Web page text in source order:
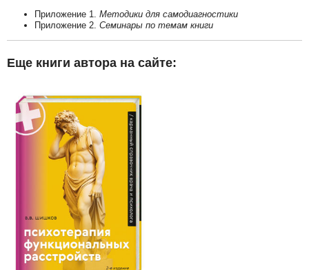
Приложение 1. Методики для самодиагностики
Приложение 2. Семинары по темам книги
Еще книги автора на сайте: